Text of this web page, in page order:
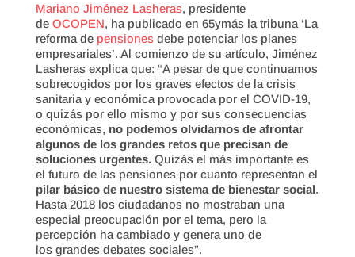
Mariano Jiménez Lasheras, presidente
de OCOPEN, ha publicado en 65ymás la tribuna ‘La
reforma de pensionesdebe potenciar los planes
empresariales’. Al comienzo de su artículo, Jiménez
Lasheras explica que: “A pesar de que continuamos
sobrecogidos por los graves efectos de la crisis
sanitaria y económica provocada por el COVID-19,
o quizás por ello mismo y por sus consecuencias
económicas, no podemos olvidarnos de afrontar
algunos de los grandes retos que precisan de
soluciones urgentes.Quizás el más importante es
el futuro de las pensiones por cuanto representan el
pilar básico de nuestro sistema de bienestar social.
Hasta 2018 los ciudadanos no mostraban una
especial preocupación por el tema, pero la
percepción ha cambiado y genera uno de
los grandes debates sociales”.